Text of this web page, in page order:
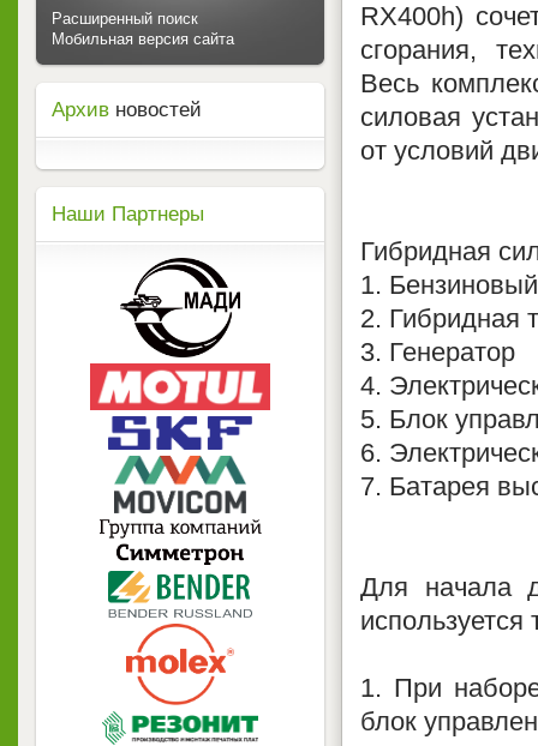
RХ400h)
сгорания,
Весь
силовая
от условий
Гибридная
1.
2. Гибридная
3. Генератор
4.
5. Блок
6.
7. Батарея
Для начала
используется
1. При
блок
Расширенный поиск
Мобильная версия сайта
Архив новостей
Наши Партнеры